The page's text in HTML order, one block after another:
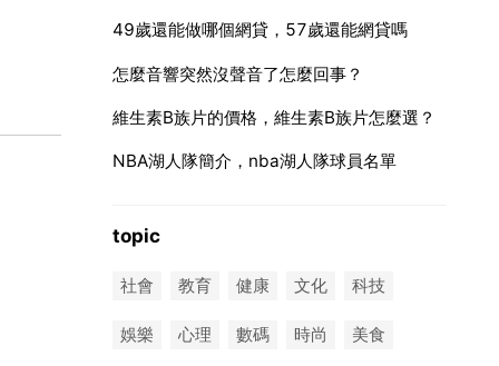
49歲還能做哪個網貸，57歲還能網貸嗎
怎麼音響突然沒聲音了怎麼回事？
維生素B族片的價格，維生素B族片怎麼選？
NBA湖人隊簡介，nba湖人隊球員名單
topic
社會 教育 健康 文化 科技
娛樂 心理 數碼 時尚 美食